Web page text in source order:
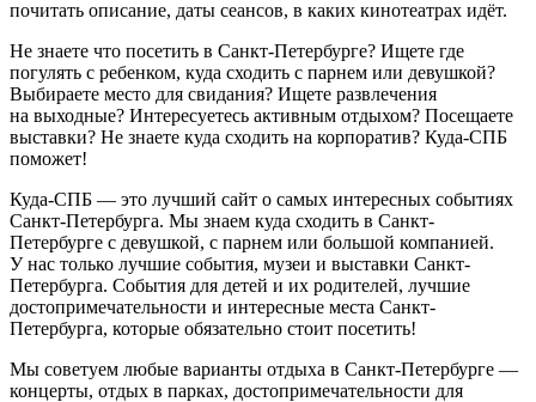
почитать описание, даты сеансов, в каких кинотеатрах идёт.
Не знаете что посетить в Санкт-Петербурге? Ищете где
погулять с ребенком, куда сходить с парнем или девушкой?
Выбираете место для свидания? Ищете развлечения
на выходные? Интересуетесь активным отдыхом? Посещаете
выставки? Не знаете куда сходить на корпоратив? Куда-СПБ
поможет!
Куда-СПБ — это лучший сайт о самых интересных событиях
Санкт-Петербурга. Мы знаем куда сходить в Санкт-
Петербурге с девушкой, с парнем или большой компанией.
У нас только лучшие события, музеи и выставки Санкт-
Петербурга. События для детей и их родителей, лучшие
достопримечательности и интересные места Санкт-
Петербурга, которые обязательно стоит посетить!
Мы советуем любые варианты отдыха в Санкт-Петербурге —
концерты, отдых в парках, достопримечательности для